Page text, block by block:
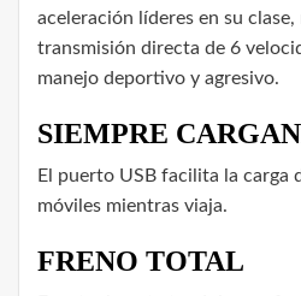
aceleración líderes en su
transmisión directa de 6
manejo deportivo y agresivo.
SIEMPRE
El puerto USB facilita la carga
móviles mientras viaja.
FRENO TOTAL